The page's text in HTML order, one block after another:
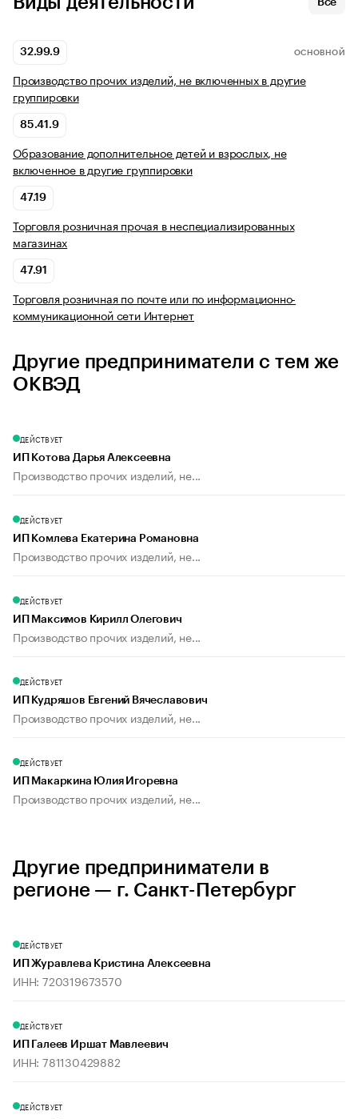
Все
32.99.9 ОСНОВНОЙ
Производство прочих изделий, не включенных в другие
группировки
85.41.9
Образование дополнительное детей и взрослых, не
включенное в другие группировки
47.19
Торговля розничная прочая в неспециализированных
магазинах
47.91
Торговля розничная по почте или по информационно-
коммуникационной сети Интернет
Другие предприниматели с тем же
ОКВЭД
ДЕЙСТВУЕТ
ИП Котова Дарья Алексеевна
Производство прочих изделий, не...
ДЕЙСТВУЕТ
ИП Комлева Екатерина Романовна
Производство прочих изделий, не...
ДЕЙСТВУЕТ
ИП Максимов Кирилл Олегович
Производство прочих изделий, не...
ДЕЙСТВУЕТ
ИП Кудряшов Евгений Вячеславович
Производство прочих изделий, не...
ДЕЙСТВУЕТ
ИП Макаркина Юлия Игоревна
Производство прочих изделий, не...
Другие предприниматели в
регионе — г. Санкт-Петербург
ДЕЙСТВУЕТ
ИП Журавлева Кристина Алексеевна
ИНН: 720319673570
ДЕЙСТВУЕТ
ИП Галеев Иршат Мавлеевич
ИНН: 781130429882
ДЕЙСТВУЕТ